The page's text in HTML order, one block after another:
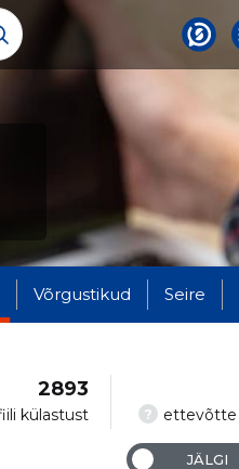
Võrgustikud Seire
külastust
2893
? ettevõtte
JÄLGI